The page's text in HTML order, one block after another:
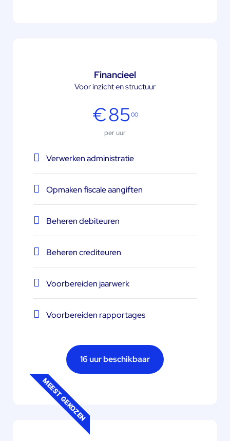
Financieel
Voor inzicht en structuur
€8500
per uur
Verwerken administratie
Opmaken fiscale aangiften
Beheren debiteuren
Beheren crediteuren
Voorbereiden jaarwerk
Voorbereiden rapportages
16 uur beschikbaar
MEEST GEKOZEN